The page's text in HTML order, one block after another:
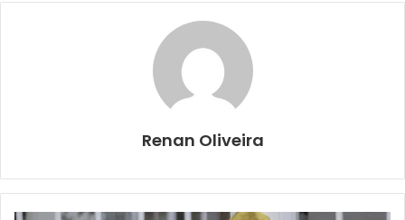
grunge e de nomes que bebem dessa fonte. O repertório
traz versões de Pearl Jam, Nirvana, Audioslave,
Nickelback, Creed, Silverchair, Foo Fighters, Alice in
Chains, Stone Temple Pilots e outras.
Renan Oliveira